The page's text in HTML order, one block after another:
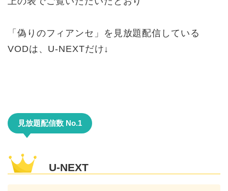
「偽りのフィアンセ」を見放題配信している
VODは、U-NEXTだけ↓
見放題配信数 No.1
U-NEXT